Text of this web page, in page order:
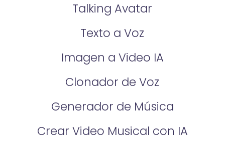
Talking Avatar
Texto a Voz
Imagen a Video IA
Clonador de Voz
Generador de Música
Crear Video Musical con IA